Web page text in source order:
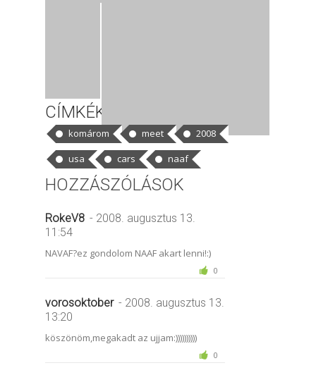
CÍMKÉK
komárom meet
2008
usa
cars naaf
HOZZÁSZÓLÁSOK
RokeV8 - 2008. augusztus 13.
11:54
NAVAF?ez gondolom NAAF akart lenni!:)
0
vorosoktober - 2008. augusztus 13.
13:20
köszönöm,megakadt az ujjam:))))))))))
0